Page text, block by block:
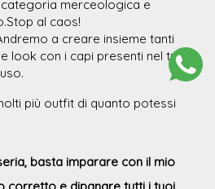
merceologica e
al caos!
a creare insieme tanti
look con i capi presenti nel tuo
più outfit di quanto potessi
basta imparare con il mio